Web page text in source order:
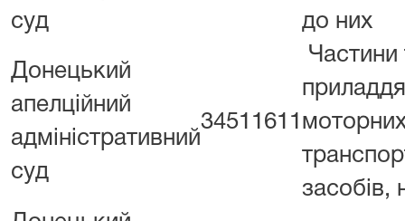
суд
до них
Донецький
апелційний
адміністративний
суд
34511611
Частини
засобів,